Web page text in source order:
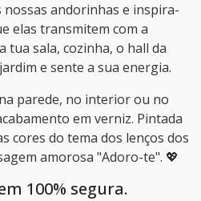
nossas andorinhas e inspira-
elas transmitem com a
tua sala, cozinha, o hall da
e sente a sua energia.
parede, no interior ou no
em verniz. Pintada
cores do tema dos lenços dos
amorosa "Adoro-te". 💖
100% segura.